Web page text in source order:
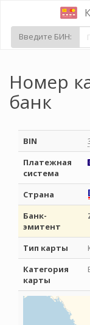
Введите БИН:
Номер
банк
BIN
Платежная
система
Страна
Банк-
эмитент
Тип карты
Категория
карты